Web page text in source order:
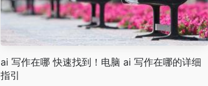
ai 写作在哪 快速找到！电脑 ai 写作在哪的详细
指引